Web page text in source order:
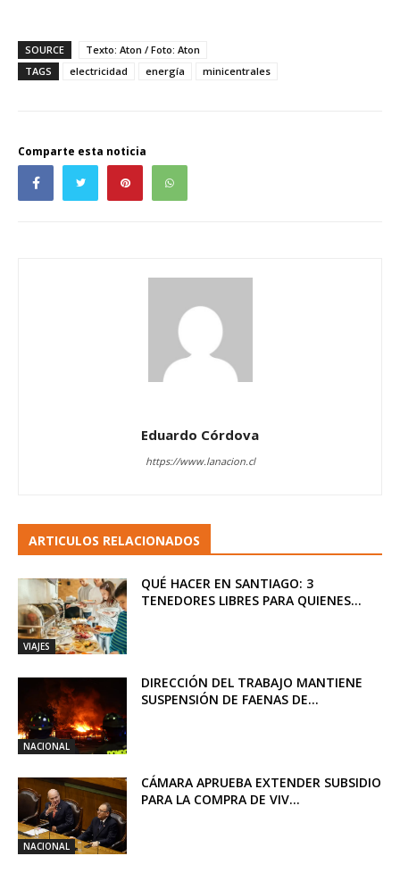
SOURCE
Texto: Aton / Foto: Aton
TAGS
electricidad energía minicentrales
Comparte esta noticia
Eduardo Córdova
https://www.lanacion.cl
ARTICULOS RELACIONADOS
VIAJES
QUÉ HACER EN SANTIAGO: 3
TENEDORES LIBRES PARA QUIENES...
NACIONAL
DIRECCIÓN DEL TRABAJO MANTIENE
SUSPENSIÓN DE FAENAS DE...
NACIONAL
CÁMARA APRUEBA EXTENDER SUBSIDIO
PARA LA COMPRA DE VIV...